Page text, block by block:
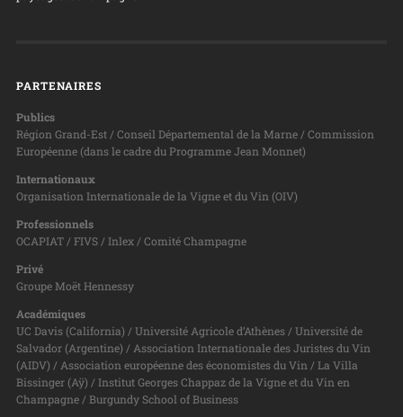
PARTENAIRES
Publics
Région Grand-Est / Conseil Départemental de la Marne / Commission
Européenne (dans le cadre du Programme Jean Monnet)
Internationaux
Organisation Internationale de la Vigne et du Vin (OIV)
Professionnels
OCAPIAT / FIVS / Inlex / Comité Champagne
Privé
Groupe Moët Hennessy
Académiques
UC Davis (California) / Université Agricole d’Athènes / Université de
Salvador (Argentine) / Association Internationale des Juristes du Vin
(AIDV) / Association européenne des économistes du Vin / La Villa
Bissinger (Aÿ) / Institut Georges Chappaz de la Vigne et du Vin en
Champagne / Burgundy School of Business